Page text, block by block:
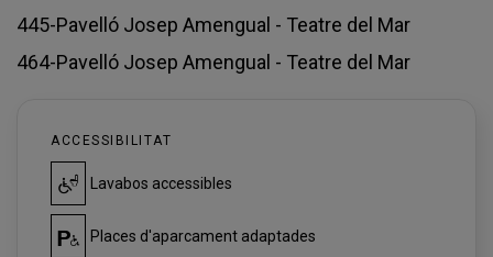
445-Pavelló Josep Amengual - Teatre del Mar
464-Pavelló Josep Amengual - Teatre del Mar
ACCESSIBILITAT
Lavabos accessibles
Places d'aparcament adaptades